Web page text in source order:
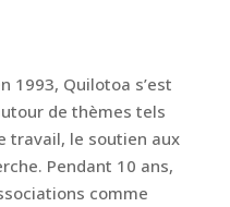
1993, Quilotoa s’est
de thèmes tels
travail, le soutien aux
Pendant 10 ans,
comme